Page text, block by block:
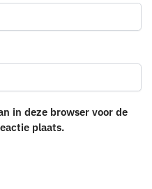
in deze browser voor de
plaats.